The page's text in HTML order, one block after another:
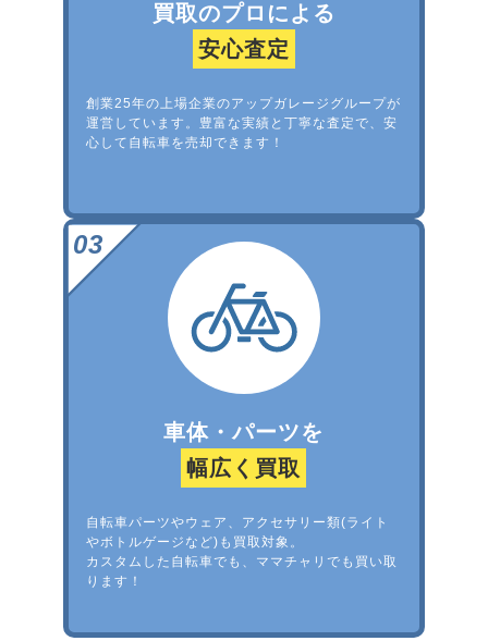
買取のプロによる
安心査定
創業25年の上場企業のアップガレージグループが
運営しています。豊富な実績と丁寧な査定で、安
心して自転車を売却できます！
車体・パーツを
幅広く買取
自転車パーツやウェア、アクセサリー類(ライト
やボトルゲージなど)も買取対象。
カスタムした自転車でも、ママチャリでも買い取
ります！